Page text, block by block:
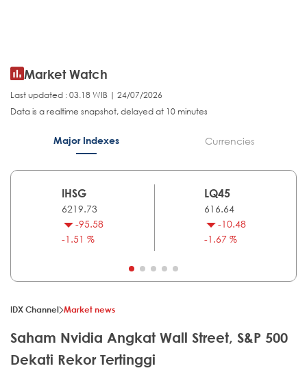
Market Watch
Last updated : 03.18 WIB | 24/07/2026
Data is a realtime snapshot, delayed at 10 minutes
Major Indexes Currencies
IHSG
6219.73
-95.58
-1.51 %
LQ45
616.64
-10.48
-1.67 %
IDX Channel Market news
Saham Nvidia Angkat Wall Street, S&P 500
Dekati Rekor Tertinggi